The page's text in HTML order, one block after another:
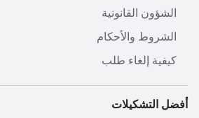
الشؤون القانونية
الشروط والأحكام
كيفية إلغاء طلب
أفضل التشكيلات